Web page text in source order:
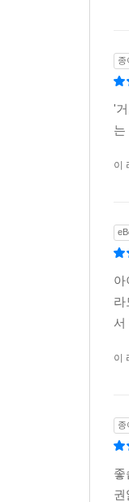
종
'
는
이
아
라
서
이
종
좋
권